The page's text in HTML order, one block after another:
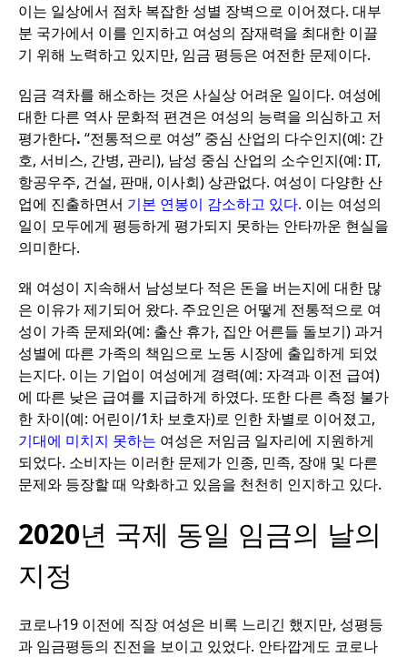
이는 일상에서 점차 복잡한 성별 장벽으로 이어졌다. 대부
분 국가에서 이를 인지하고 여성의 잠재력을 최대한 이끌
기 위해 노력하고 있지만, 임금 평등은 여전한 문제이다.
임금 격차를 해소하는 것은 사실상 어려운 일이다. 여성에
대한 다른 역사 문화적 편견은 여성의 능력을 의심하고 저
평가한다. “전통적으로 여성” 중심 산업의 다수인지(예: 간
호, 서비스, 간병, 관리), 남성 중심 산업의 소수인지(예: IT,
항공우주, 건설, 판매, 이사회)상관없다. 여성이 다양한산
업에 진출하면서 기본 연봉이 감소하고 있다. 이는 여성의
일이 모두에게 평등하게 평가되지 못하는 안타까운 현실을
의미한다.
왜 여성이 지속해서 남성보다 적은 돈을 버는지에 대한 많
은 이유가제기되어 왔다. 주요인은 어떻게 전통적으로 여
성이 가족 문제와(예: 출산 휴가, 집안 어른들 돌보기)과거
성별에 따른 가족의 책임으로 노동 시장에 출입하게 되었
는지다. 이는 기업이 여성에게 경력(예: 자격과 이전 급여)
에 따른 낮은 급여를 지급하게 하였다. 또한 다른 측정 불가
한 차이(예: 어린이/1차 보호자)로 인한 차별로 이어졌고,
기대에 미치지 못하는 여성은 저임금 일자리에 지원하게
되었다. 소비자는 이러한 문제가 인종, 민족, 장애 및 다른
문제와 등장할때 악화하고 있음을 천천히 인지하고 있다.
2020년 국제 동일 임금의 날의
지정
코로나19 이전에 직장 여성은 비록 느리긴 했지만, 성평등
과 임금평등의 진전을 보이고 있었다. 안타깝게도 코로나